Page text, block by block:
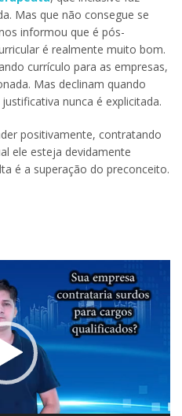
Mas que não consegue se
informou que é pós-
é realmente muito bom.
currículo para as empresas,
Mas declinam quando
nunca é explicitada.
positivamente, contratando
ele esteja devidamente
é a superação do preconceito.